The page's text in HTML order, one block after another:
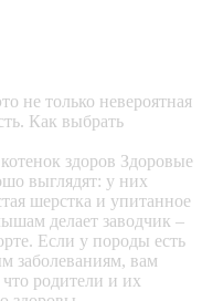
не только невероятная
Как выбрать
здоров Здоровые
выглядят: у них
шерстка и упитанное
делает заводчик –
Если у породы есть
заболеваниям, вам
родители и их